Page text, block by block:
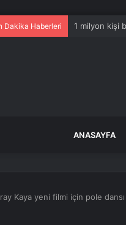
Dakika Haberleri 1 milyon kişi
ANASAYFA
Kaya yeni filmi için pole dansı